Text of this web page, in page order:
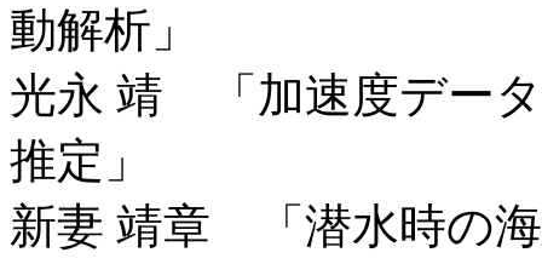
動解析」
光永 靖 「加速度デー
推定」
新妻 靖章 「潜水時の